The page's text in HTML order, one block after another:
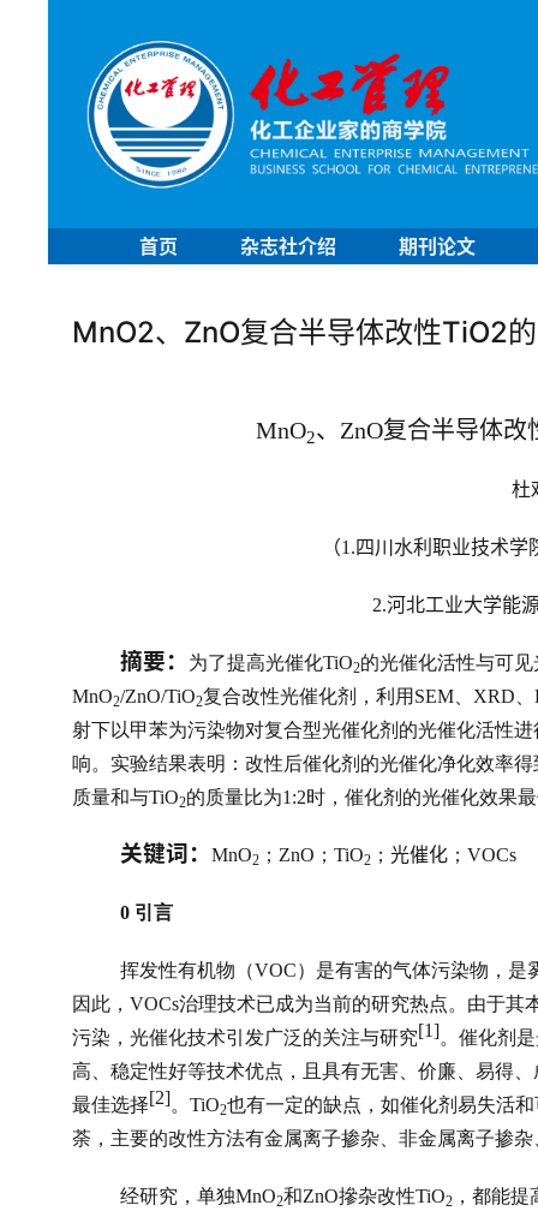
首页 杂志社介绍 期刊论文
MnO2、ZnO复合半导体改性TiO2
MnO2、 ZnO复合半导体改
杜
（1.四川水利职业技术学
2.河北工业大学能
摘要： 为了提高光催化TiO2的光催化活性与可
MnO2/ZnO/TiO2复合改性光催化剂，利用 SEM XRD
射下以甲苯为污染物对复合型光催化剂的光催化活性
响。实验结果表明：改性后催化剂的光催化净化效率
质量和与TiO2的质量比为1:2时，催化剂的光催化效果
关键词： MnO2 ； ZnO ； TiO2 ； 光催化 ； VOCs
0 引言
挥发性有机物（VOC）是有害的气体污染物，是
因此， VOCs治理技术已成为当前的研究热点。由于其
污染，光催化技术引发广泛的关注与研究[1]。催化剂
高、稳定性好等技术优点，且具有无害、价廉、易得
最佳选择[2]。 TiO2也有一定的缺点，如催化剂易失活
荼，主要的改性方法有金属离子掺杂、非金属离子掺
经研究，单独MnO2和ZnO摻杂改性TiO2 ，都能